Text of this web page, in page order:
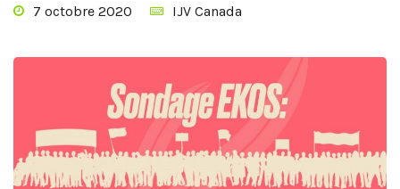
7 octobre 2020 IJV Canada